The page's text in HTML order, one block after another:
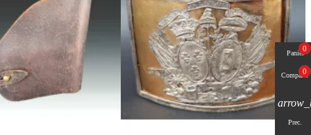
Panier
0
Comparer
0
Prec.